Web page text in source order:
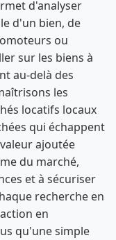
d'analyser
d'un bien, de
ou
sur les biens à
au-delà des
les
locatifs locaux
qui échappent
ajoutée
du marché,
et à sécuriser
recherche en
en
qu'une simple